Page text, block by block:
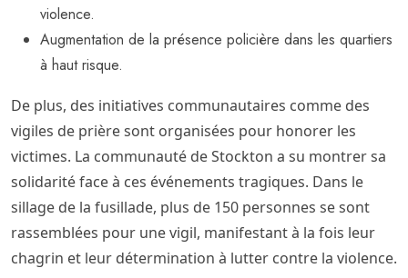
violence.
Augmentation de la présence policière dans les quartiers
à haut risque.
De plus, des initiatives communautaires comme des
vigiles de prière sont organisées pour honorer les
victimes. La communauté de Stockton a su montrer sa
solidarité face à ces événements tragiques. Dans le
sillage de la fusillade, plus de 150 personnes se sont
rassemblées pour une vigil, manifestant à la fois leur
chagrin et leur détermination à lutter contre la violence.